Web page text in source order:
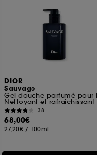
DIOR
Sauvage
Nettoyant et rafraîchissant
38
68,00€
27,20€ / 100ml